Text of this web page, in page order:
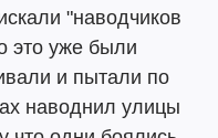
"наводчиков
это уже были
и пытали по
наводнил улицы